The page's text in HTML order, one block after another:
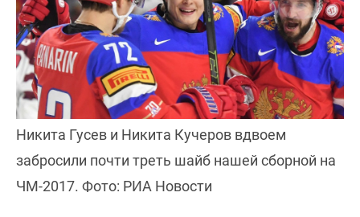
Никита Гусев и Никита Кучеров вдвоем
забросили почти треть шайб нашей сборной на
ЧМ-2017. Фото: РИА Новости